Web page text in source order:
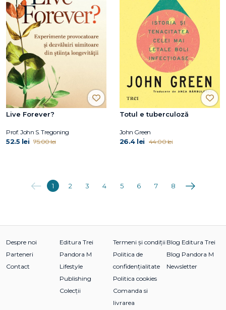
Live Forever?
Prof. John S. Tregoning
52.5 lei 75.00 lei
Totul e tuberculoză
John Green
26.4 lei 44.00 lei
Anterioara
1 2 3 4 5 6 7 8 Următoarea
Despre noi
Parteneri
Contact
Editura Trei
Pandora M
Lifestyle
Publishing
Colecții
Termeni și condiții
Politica de
confidențialitate
Politica cookies
Comanda si
livrarea
Blog Editura Trei
Blog Pandora M
Newsletter